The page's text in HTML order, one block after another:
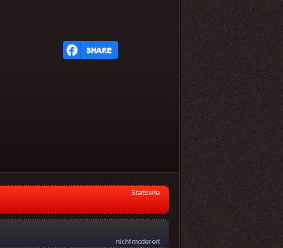
Startseite
nicht moderiert